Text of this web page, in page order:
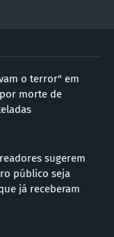
o terror" em
morte de
sugerem
público seja
já receberam